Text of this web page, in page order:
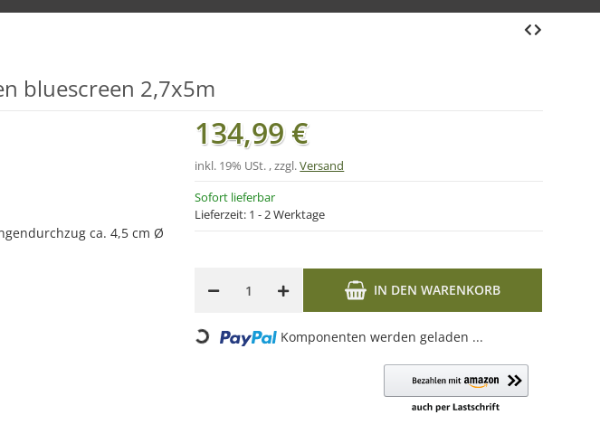
bluescreen 2,7x5m
ca. 4,5 cm Ø
Sofort lieferbar
Lieferzeit: 1 - 2 Werktage
134,99 €
inkl. 19% USt. , zzgl.Versand
IN DEN WARENKORB
Loading... Komponenten werden geladen ...